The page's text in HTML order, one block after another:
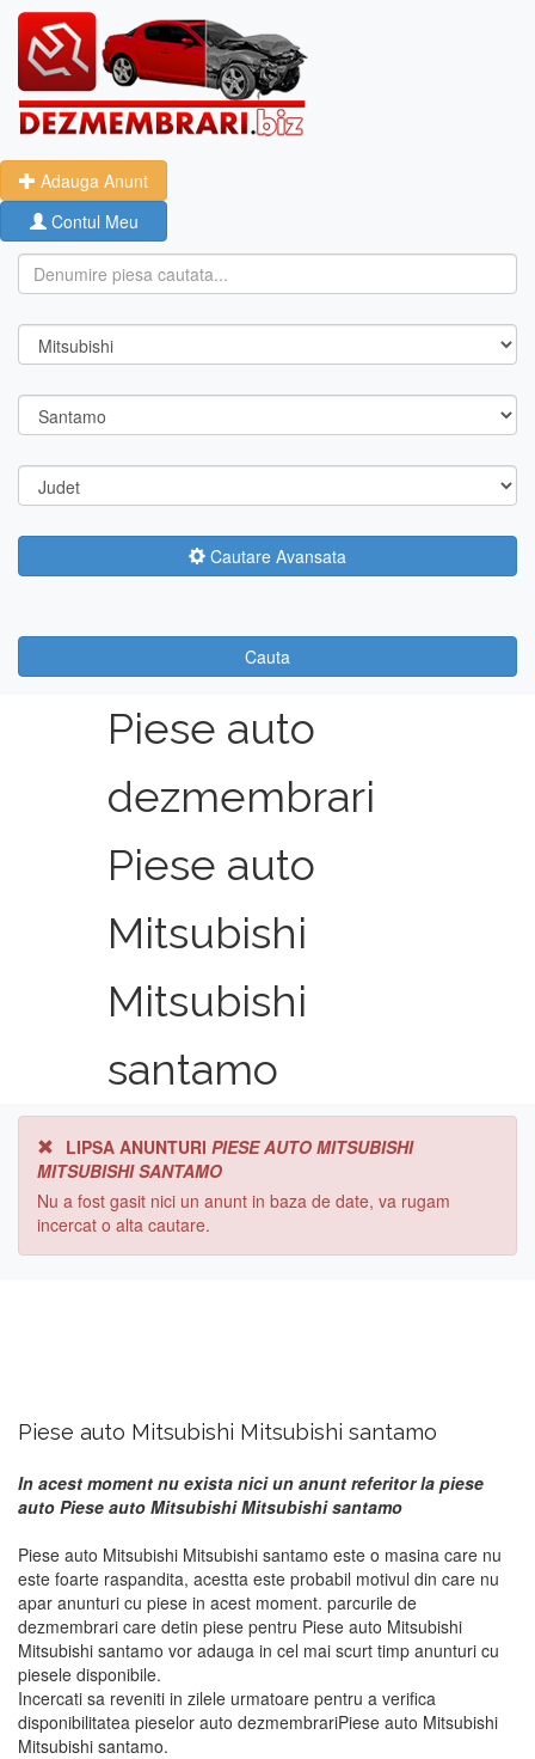
Adauga Anunt
Contul Meu
Cautare Avansata
Cauta
Piese auto
dezmembrari
Piese auto
Mitsubishi
Mitsubishi
santamo
LIPSA ANUNTURI PIESE AUTO MITSUBISHI
MITSUBISHI SANTAMO
Nu a fost gasit nici un anunt in baza de date, va rugam
incercat o alta cautare.
Piese auto Mitsubishi Mitsubishi santamo
In acest moment nu exista nici un anunt referitor la piese
auto Piese auto Mitsubishi Mitsubishi santamo
Piese auto Mitsubishi Mitsubishi santamo este o masina care nu
este foarte raspandita, acestta este probabil motivul din care nu
apar anunturi cu piese in acest moment. parcurile de
dezmembrari care detin piese pentru Piese auto Mitsubishi
Mitsubishi santamo vor adauga in cel mai scurt timp anunturi cu
piesele disponibile.
Incercati sa reveniti in zilele urmatoare pentru a verifica
disponibilitatea pieselor auto dezmembrariPiese auto Mitsubishi
Mitsubishi santamo.